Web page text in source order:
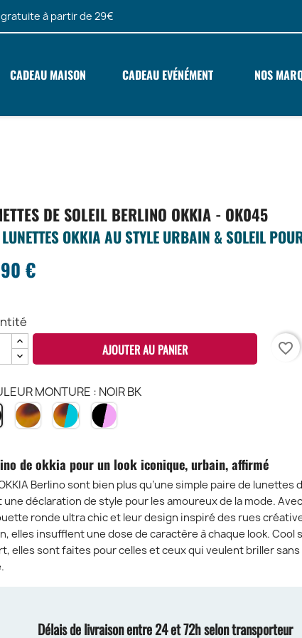
gratuite à partir de 29€
CADEAU MAISON CADEAU EVÉNÉMENT NOS
DE SOLEIL BERLINO OKKIA - OK045
OKKIA AU STYLE URBAIN & SOLEIL
€
AJOUTER AU PANIER favorite_border
MONTURE : NOIR BK
NOIR
BK
HAVANA
CH
HAVANA
&
BLACK
&
de okkia pour un look iconique, urbain, affirmé
Berlino sont bien plus qu’une simple paire de lunettes
une déclaration de style pour les amoureux de la mode.
ronde ultra chic et leur design inspiré des rues
elles insufflent une dose de caractère à chaque look. Cool
elles sont faites pour celles et ceux qui veulent briller
Délais de livraison entre 24 et 72h selon transporteur